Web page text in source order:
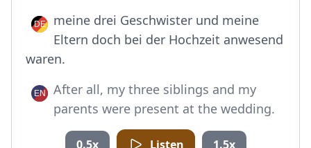
meine drei Geschwister und meine
Eltern doch bei der Hochzeit anwesend
waren.
After all, my three siblings and my
parents were present at the wedding.
0.5x Listen 1.5x